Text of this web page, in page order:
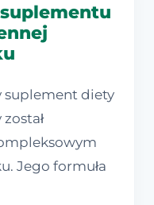
suplement diety
Jego formuła